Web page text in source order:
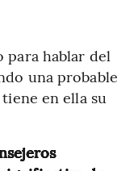
hablar del
una probable
en ella su